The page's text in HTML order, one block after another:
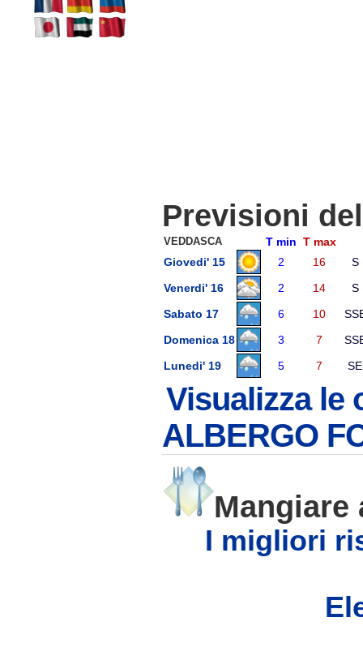
Previsioni
VEDDASCA T min T max
Giovedi' 15
2 16
S
Venerdi' 16
2 14
S
Sabato 17
6 10
Domenica 18
3 7
Lunedi' 19
5 7 SE
Visualizza le
ALBERGO
Mangiare
I migliori